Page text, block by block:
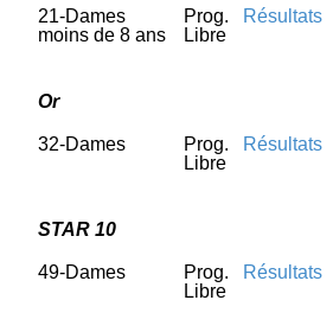
21-Dames
moins de 8 ans
Prog.
Libre
Résultats
Or
32-Dames
Prog.
Libre
Résultats
STAR 10
49-Dames
Prog.
Libre
Résultats